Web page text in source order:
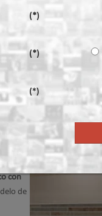
con 2
con
de
(*)
(*)
(*)